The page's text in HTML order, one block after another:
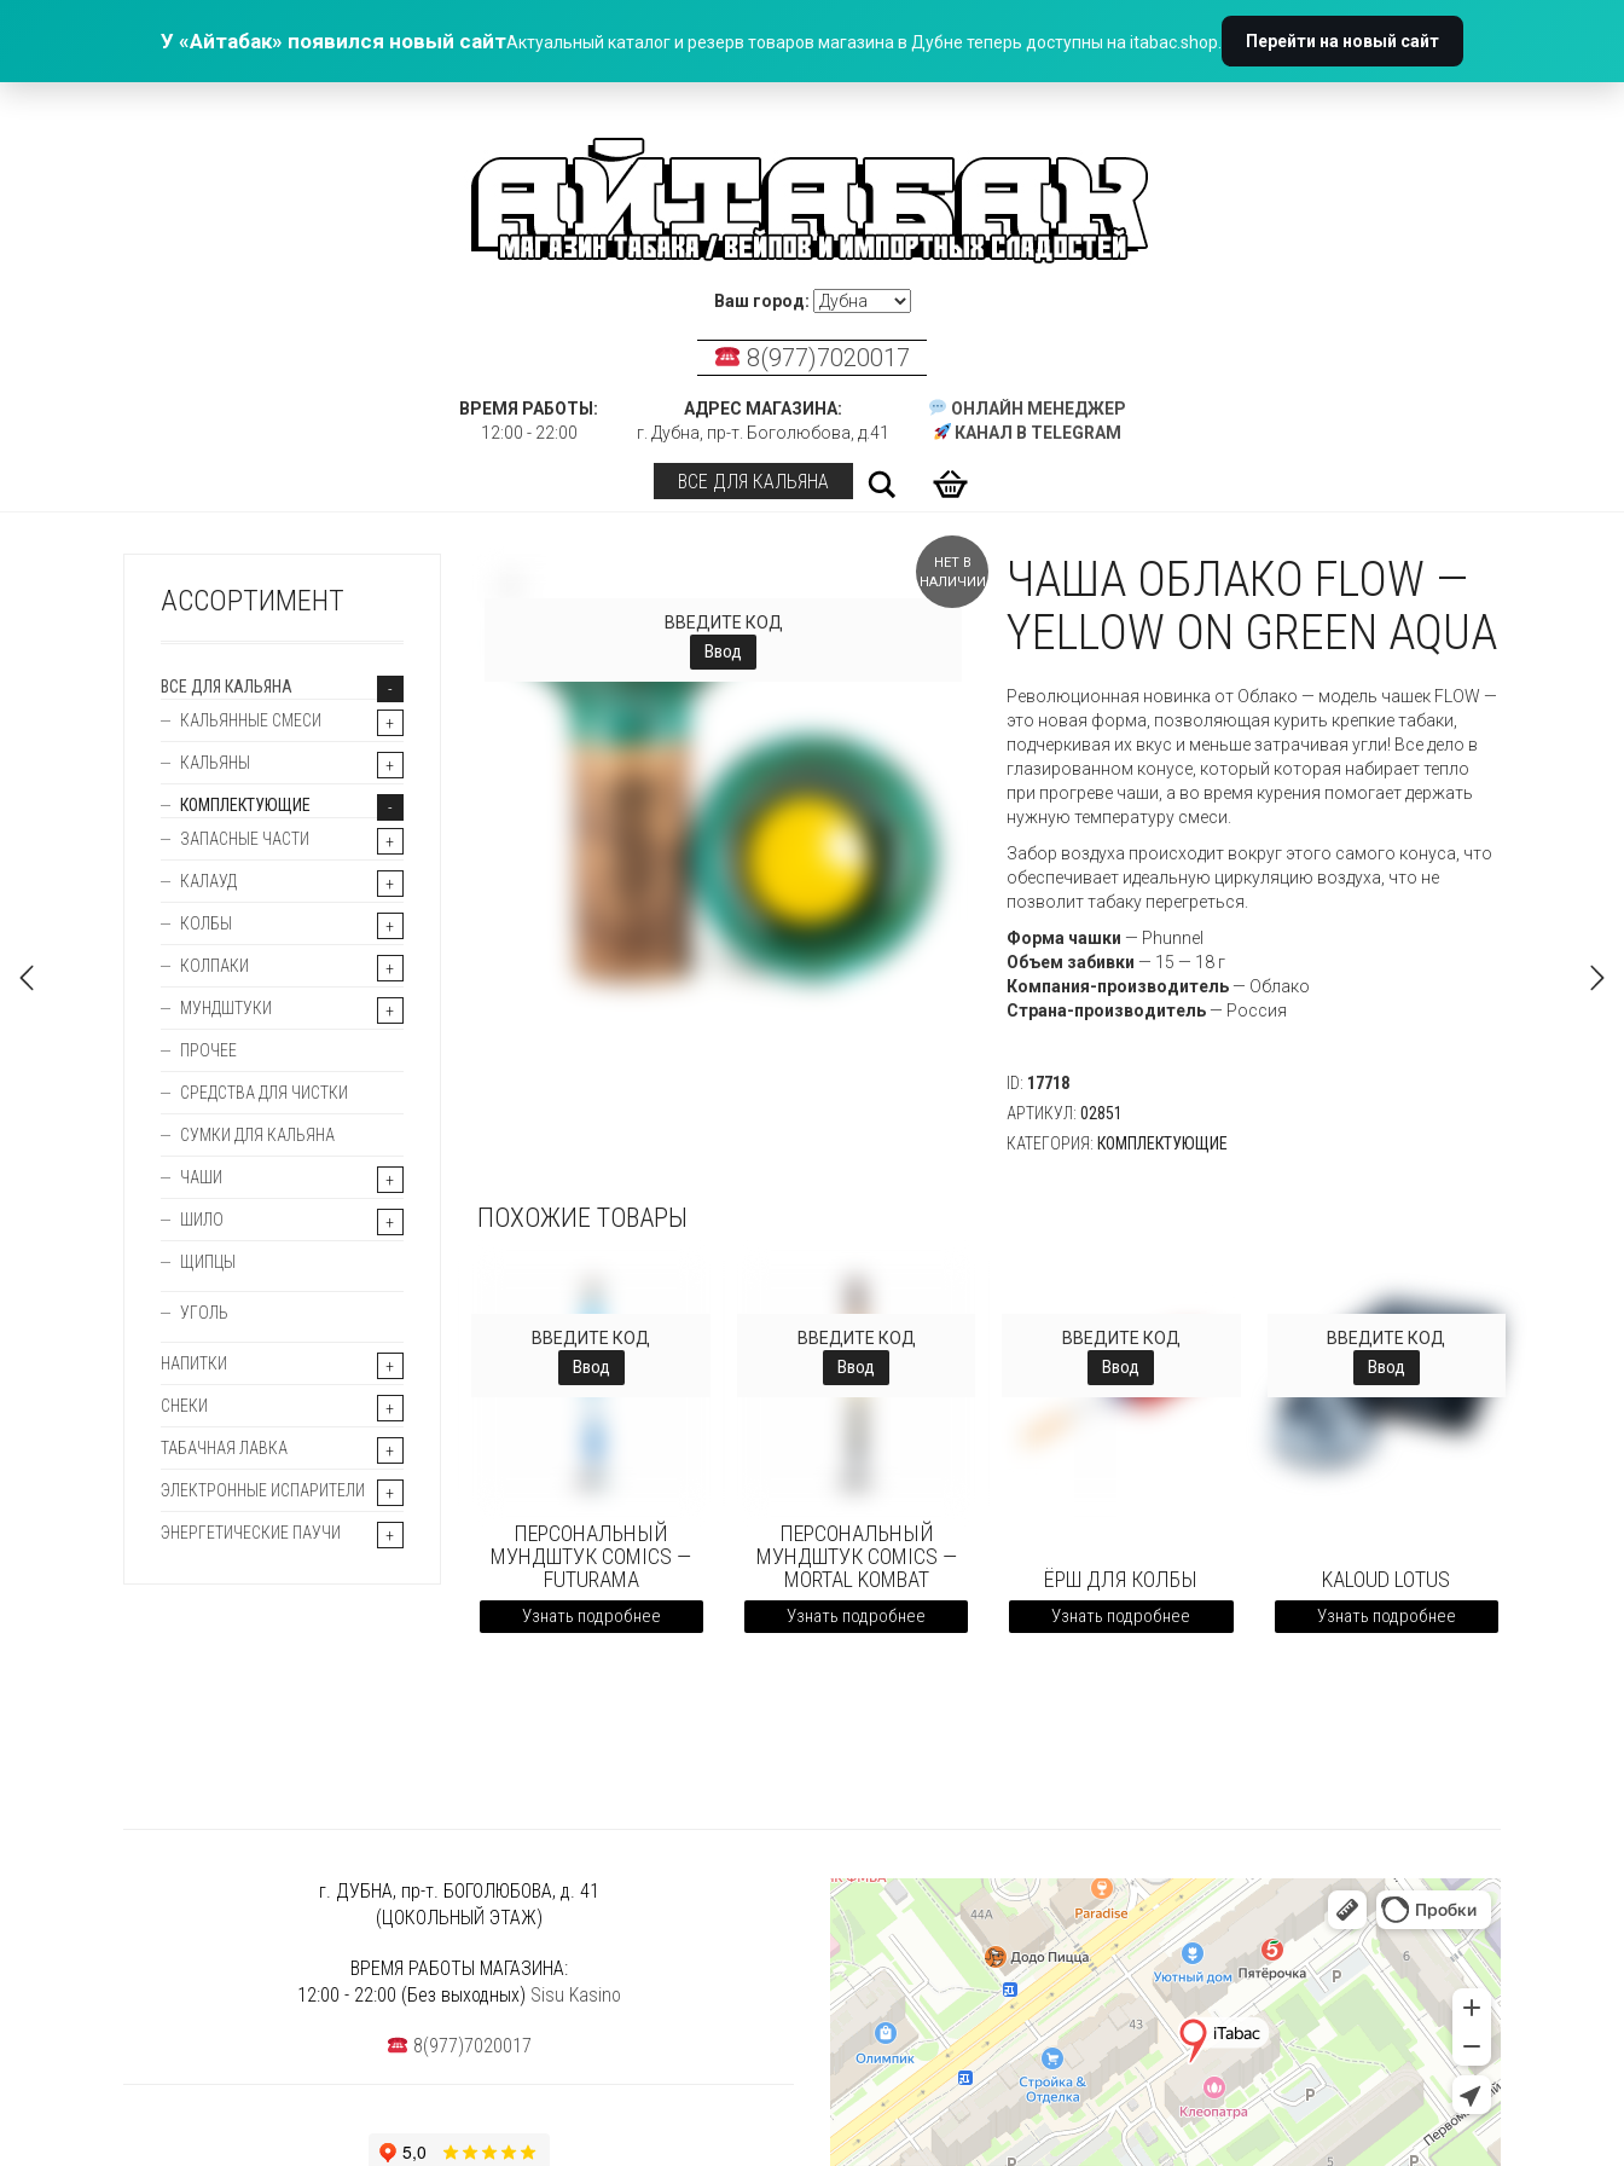
У «Айтабак» появился новый сайтАктуальный каталог и резерв товаров магазина в Дубне теперь доступны на itabac.shop. Перейти на новый сайт
Ваш город:
8(977)7020017
ВРЕМЯ РАБОТЫ:
12:00 - 22:00
АДРЕС МАГАЗИНА:
г. Дубна, пр-т. Боголюбова, д.41
ОНЛАЙН МЕНЕДЖЕР
КАНАЛ В TELEGRAM
ВСЕ ДЛЯ КАЛЬЯНА Поиск
НЕТ В
НАЛИЧИИ
ВВЕДИТЕ КОД
Ввод
ЧАША ОБЛАКО FLOW —
YELLOW ON GREEN AQUA
Революционная новинка от Облако — модель чашек FLOW —
это новая форма, позволяющая курить крепкие табаки,
подчеркивая их вкус и меньше затрачивая угли! Все дело в
глазированном конусе, который которая набирает тепло
при прогреве чаши, а во время курения помогает держать
нужную температуру смеси.
Забор воздуха происходит вокруг этого самого конуса, что
обеспечивает идеальную циркуляцию воздуха, что не
позволит табаку перегреться.
Форма чашки — Phunnel
Объем забивки — 15 — 18 г
Компания-производитель — Облако
Страна-производитель — Россия
ID: 17718
АРТИКУЛ:02851
КАТЕГОРИЯ: КОМПЛЕКТУЮЩИЕ
ПОХОЖИЕ ТОВАРЫ
ВВЕДИТЕ КОД
Ввод
ПЕРСОНАЛЬНЫЙ
МУНДШТУК COMICS —
FUTURAMA
Узнать подробнее
ВВЕДИТЕ КОД
Ввод
ПЕРСОНАЛЬНЫЙ
МУНДШТУК COMICS —
MORTAL KOMBAT
Узнать подробнее
ВВЕДИТЕ КОД
Ввод
ЁРШ ДЛЯ КОЛБЫ
Узнать подробнее
ВВЕДИТЕ КОД
Ввод
KALOUD LOTUS
Узнать подробнее
АССОРТИМЕНТ
ВСЕ ДЛЯ КАЛЬЯНА
КАЛЬЯННЫЕ СМЕСИ
КАЛЬЯНЫ
КОМПЛЕКТУЮЩИЕ
ЗАПАСНЫЕ ЧАСТИ
КАЛАУД
КОЛБЫ
КОЛПАКИ
МУНДШТУКИ
ПРОЧЕЕ
СРЕДСТВА ДЛЯ ЧИСТКИ
СУМКИ ДЛЯ КАЛЬЯНА
ЧАШИ
ШИЛО
ЩИПЦЫ
УГОЛЬ
НАПИТКИ
СНЕКИ
ТАБАЧНАЯ ЛАВКА
ЭЛЕКТРОННЫЕ ИСПАРИТЕЛИ
ЭНЕРГЕТИЧЕСКИЕ ПАУЧИ
г. ДУБНА, пр-т. БОГОЛЮБОВА, д. 41
(ЦОКОЛЬНЫЙ ЭТАЖ)
ВРЕМЯ РАБОТЫ МАГАЗИНА:
12:00 - 22:00 (Без выходных) Sisu Kasino
8(977)7020017